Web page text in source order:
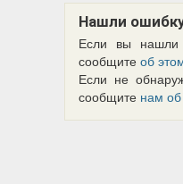
Нашли
Если вы нашли
сообщите об
Если не
сообщите нам об